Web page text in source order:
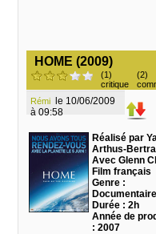
HOME (2009)
(1)
critique
(2)
Rémi
à 09:58
Réalisé par
Arthus-
Avec Glenn
Film français
Genre :
Documentaire
Durée : 2h
Année de
: 2007